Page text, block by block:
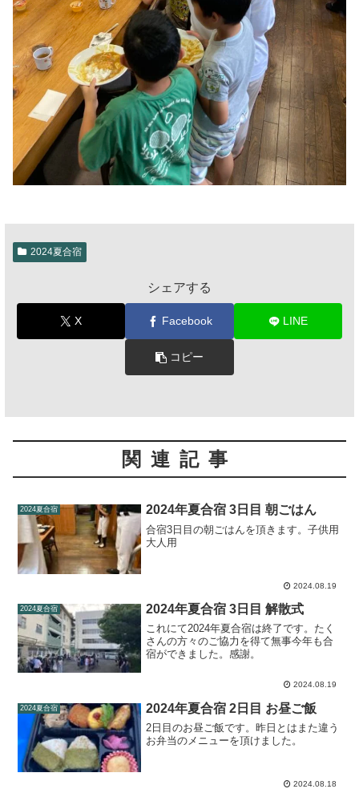
2024夏合宿
シェアする
X Facebook LINE
コピー
関連記事
2024夏合宿 2024年夏合宿 3日目 朝ごはん
合宿3日目の朝ごはんを頂きます。子供用
大人用
2024.08.19
2024夏合宿 2024年夏合宿 3日目 解散式
これにて2024年夏合宿は終了です。たく
さんの方々のご協力を得て無事今年も合
宿ができました。感謝。
2024.08.19
2024夏合宿 2024年夏合宿 2日目 お昼ご飯
2日目のお昼ご飯です。昨日とはまた違う
お弁当のメニューを頂けました。
2024.08.18